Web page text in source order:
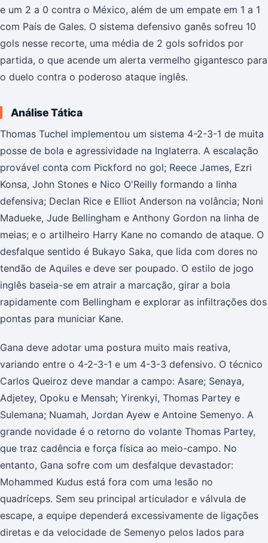
e um 2 a 0 contra o México, além de um empate em 1 a 1
com País de Gales. O sistema defensivo ganês sofreu 10
gols nesse recorte, uma média de 2 gols sofridos por
partida, o que acende um alerta vermelho gigantesco para
o duelo contra o poderoso ataque inglês.
Análise Tática
Thomas Tuchel implementou um sistema 4-2-3-1 de muita
posse de bola e agressividade na Inglaterra. A escalação
provável conta com Pickford no gol; Reece James, Ezri
Konsa, John Stones e Nico O'Reilly formando a linha
defensiva; Declan Rice e Elliot Anderson na volância; Noni
Madueke, Jude Bellingham e Anthony Gordon na linha de
meias; e o artilheiro Harry Kane no comando de ataque. O
desfalque sentido é Bukayo Saka, que lida com dores no
tendão de Aquiles e deve ser poupado. O estilo de jogo
inglês baseia-se em atrair a marcação, girar a bola
rapidamente com Bellingham e explorar as infiltrações dos
pontas para municiar Kane.
Gana deve adotar uma postura muito mais reativa,
variando entre o 4-2-3-1 e um 4-3-3 defensivo. O técnico
Carlos Queiroz deve mandar a campo: Asare; Senaya,
Adjetey, Opoku e Mensah; Yirenkyi, Thomas Partey e
Sulemana; Nuamah, Jordan Ayew e Antoine Semenyo. A
grande novidade é o retorno do volante Thomas Partey,
que traz cadência e força física ao meio-campo. No
entanto, Gana sofre com um desfalque devastador:
Mohammed Kudus está fora com uma lesão no
quadríceps. Sem seu principal articulador e válvula de
escape, a equipe dependerá excessivamente de ligações
diretas e da velocidade de Semenyo pelos lados para